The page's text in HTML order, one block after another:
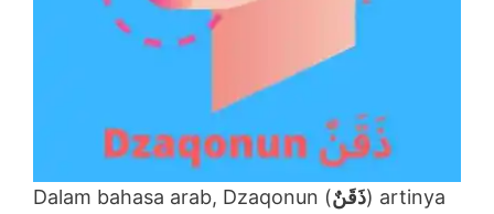
Dalam bahasa arab, Dzaqonun (ذَقَنٌ) artinya